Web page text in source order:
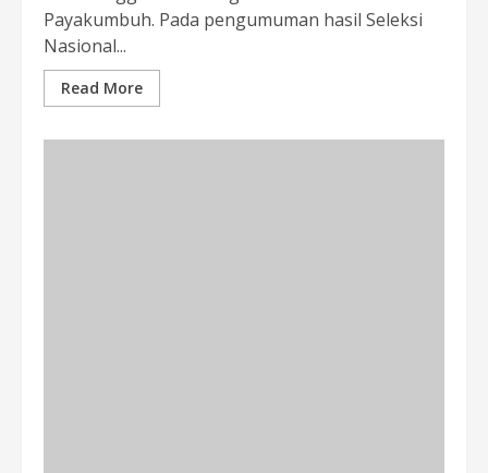
Payakumbuh. Pada pengumuman hasil Seleksi
Nasional...
Read More